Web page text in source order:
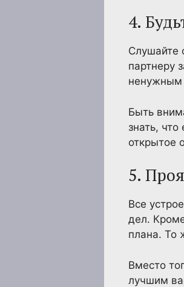
4.
Слушайте
партнеру
ненужным
Быть
знать,
открытое
5.
Все
дел.
плана. То
Вместо
лучшим